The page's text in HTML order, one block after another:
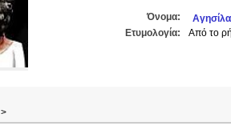
Όνομα:
Ετυμολογία:
Από το
>